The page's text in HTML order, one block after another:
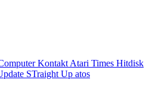
Kontakt Atari Times Hitdisk
STraight Up atos